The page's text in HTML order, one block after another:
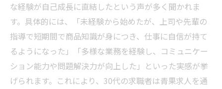
な経験が自己成長に直結したという声が多く聞かれま
す。具体的には、「未経験から始めたが、上司や先輩の
指導で短期間で商品知識が身につき、仕事に自信が持て
るようになった」「多様な業務を経験し、コミュニケー
ション能力や問題解決力が向上した」といった実感が挙
げられます。これにより、30代の求職者は青果求人を通